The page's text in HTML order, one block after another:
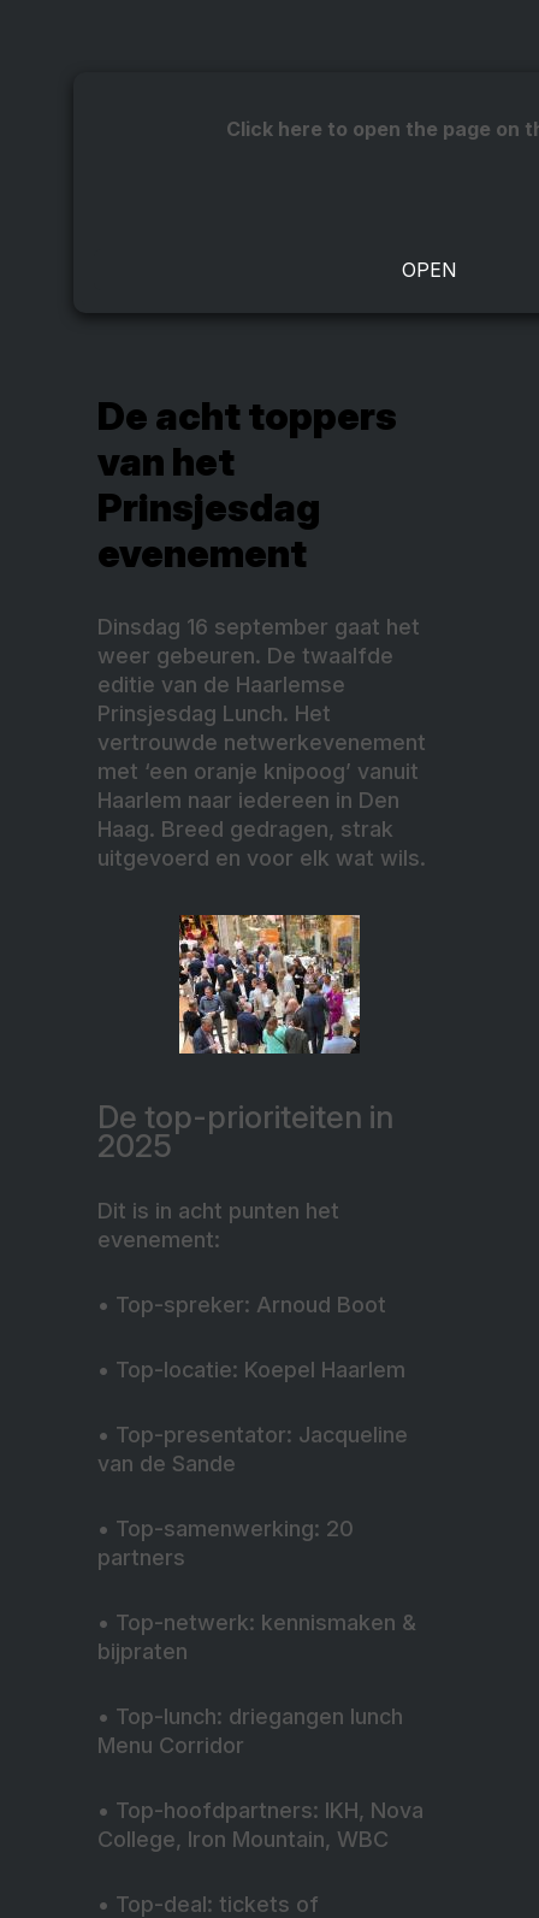
Click here to open the page on
De acht toppers
van het
Prinsjesdag
evenement
Dinsdag 16 september gaat het
weer gebeuren. De twaalfde
editie van de Haarlemse
Prinsjesdag Lunch. Het
vertrouwde netwerkevenement
met ‘een oranje knipoog’ vanuit
Haarlem naar iedereen in Den
Haag. Breed gedragen, strak
uitgevoerd en voor elk wat wils.
De top-prioriteiten in
2025
Dit is in acht punten het
evenement:
• Top-spreker: Arnoud Boot
• Top-locatie: Koepel Haarlem
• Top-presentator: Jacqueline
van de Sande
• Top-samenwerking: 20
partners
• Top-netwerk: kennismaken &
bijpraten
• Top-lunch: driegangen lunch
Menu Corridor
• Top-hoofdpartners: IKH, Nova
College, Iron Mountain, WBC
• Top-deal: tickets of